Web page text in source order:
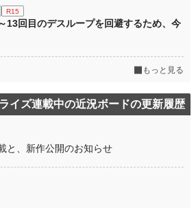
R15
13回目のデスループを回避するため、今
もっと見る
イズ連載中の近況ボードの更新履歴
と、新作公開のお知らせ